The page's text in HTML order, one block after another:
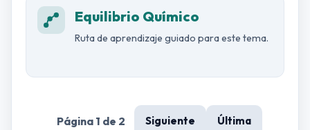
Equilibrio Químico
Ruta de aprendizaje guiado para este tema.
Página 1 de 2 Siguiente Última